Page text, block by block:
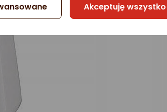
Akceptuję wszystko